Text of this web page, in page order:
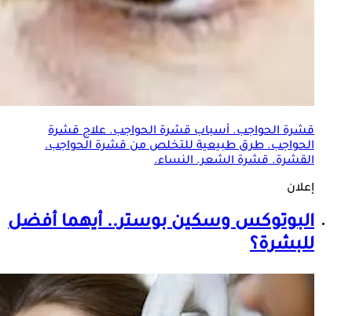
قشرةالحواجب. أسباب قشرةالحواجب. علاج قشرة
الحواجب. طرق طبيعية للتخلص من قشرةالحواجب.
القشرة. قشرة الشعر. النساء.
إعلان
البوتوكس وسكين بوستر.. أيهما أفضل
للبشرة؟